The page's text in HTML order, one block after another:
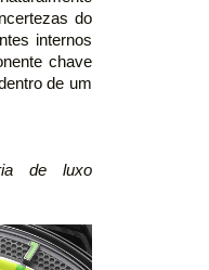
do
internos
chave
de um
de luxo